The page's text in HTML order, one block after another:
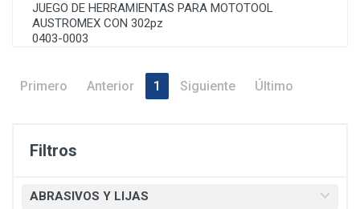
Filtros
ABRASIVOS Y LIJAS
JUEGO DE HERRAMIENTAS PARA MOTOTOOL
AUSTROMEX CON 302pz
0403-0003
Primero Anterior 1 Siguiente Último